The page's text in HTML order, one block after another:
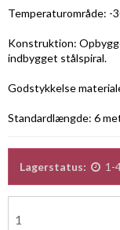
Temperaturområde: -
Konstruktion:
indbygget stålspiral.
Godstykkelse
Standardlængde: 6
Lagerstatus: 1-